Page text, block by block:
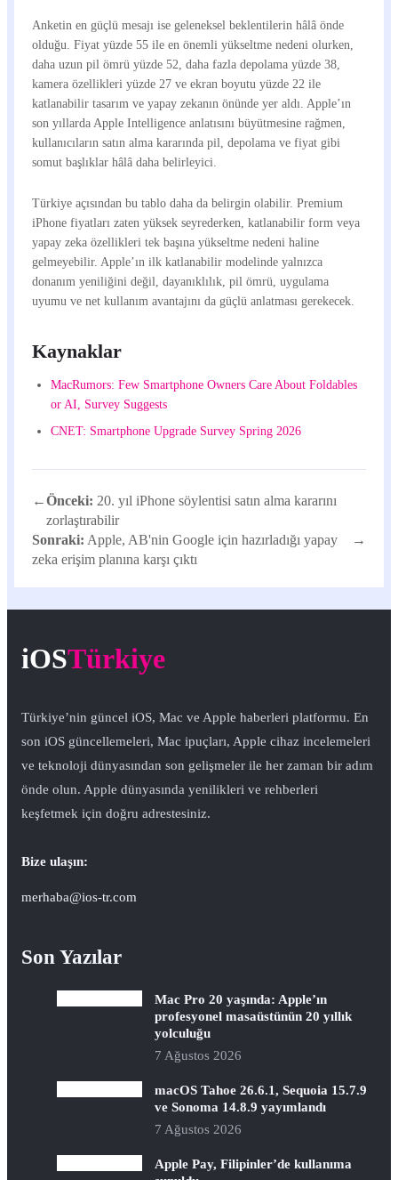
Anketin en güçlü mesajı ise geleneksel beklentilerin hâlâ önde
olduğu. Fiyat yüzde 55 ile en önemli yükseltme nedeni olurken,
daha uzun pil ömrü yüzde 52, daha fazla depolama yüzde 38,
kamera özellikleri yüzde 27 ve ekran boyutu yüzde 22 ile
katlanabilir tasarım ve yapay zekanın önünde yer aldı. Apple’ın
son yıllarda Apple Intelligence anlatısını büyütmesine rağmen,
kullanıcıların satın alma kararında pil, depolama ve fiyat gibi
somut başlıklar hâlâ daha belirleyici.
Türkiye açısından bu tablo daha da belirgin olabilir. Premium
iPhone fiyatları zaten yüksek seyrederken, katlanabilir form veya
yapay zeka özellikleri tek başına yükseltme nedeni haline
gelmeyebilir. Apple’ın ilk katlanabilir modelinde yalnızca
donanım yeniliğini değil, dayanıklılık, pil ömrü, uygulama
uyumu ve net kullanım avantajını da güçlü anlatması gerekecek.
Kaynaklar
MacRumors: Few Smartphone Owners Care About Foldables
or AI, Survey Suggests
CNET: Smartphone Upgrade Survey Spring 2026
←Önceki: 20. yıl iPhone söylentisi satın alma kararını
zorlaştırabilir
Sonraki: Apple, AB'nin Google için hazırladığı yapay
zeka erişim planına karşı çıktı
→
iOSTürkiye
Türkiye’nin güncel iOS, Mac ve Apple haberleri platformu. En
son iOS güncellemeleri, Mac ipuçları, Apple cihaz incelemeleri
ve teknoloji dünyasından son gelişmeler ile her zaman bir adım
önde olun. Apple dünyasında yenilikleri ve rehberleri
keşfetmek için doğru adrestesiniz.
Bize ulaşın:
merhaba@ios-tr.com
Son Yazılar
Mac Pro 20 yaşında: Apple’ın
profesyonel masaüstünün 20 yıllık
yolculuğu
7 Ağustos 2026
macOS Tahoe 26.6.1, Sequoia 15.7.9
ve Sonoma 14.8.9 yayımlandı
7 Ağustos 2026
Apple Pay, Filipinler’de kullanıma